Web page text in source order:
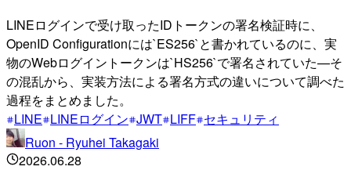
LINEログインで受け取ったIDトークンの署名検証時に、
OpenID Configurationには`ES256`と書かれているのに、実
物のWebログイントークンは`HS256`で署名されていた—そ
の混乱から、実装方法による署名方式の違いについて調べた
過程をまとめました。
LINE LINEログイン JWT LIFF セキュリティ
Ruon - Ryuhei Takagaki
2026.06.28